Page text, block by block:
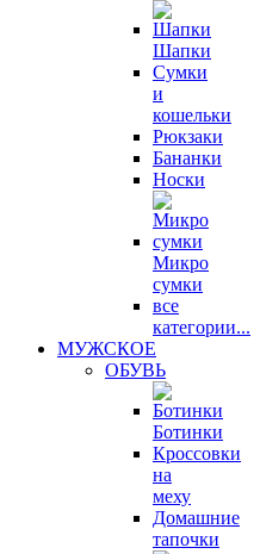
Шапки
Сумки
и
кошельки
Рюкзаки
Бананки
Носки
Микро
сумки
все
категории...
МУЖСКОЕ
ОБУВЬ
Ботинки
Кроссовки
на
меху
Домашние
тапочки